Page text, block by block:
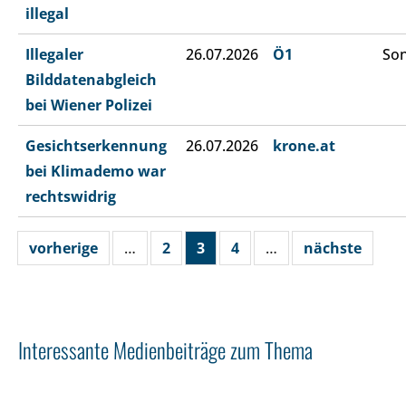
illegal
Illegaler
Bilddatenabgleich
bei Wiener Polizei
26.07.2026 Ö1
Gesichtserkennung
bei Klimademo war
rechtswidrig
26.07.2026 krone.at
vorherige … 2 3 4 … nächste
Interessante Medienbeiträge zum Thema